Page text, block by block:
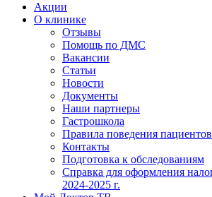
Акции
О клинике
Отзывы
Помощь по ДМС
Вакансии
Статьи
Новости
Документы
Наши партнеры
Гастрошкола
Правила поведения
Контакты
Подготовка к обследованиям
Справка для оформления
2024-2025 г.